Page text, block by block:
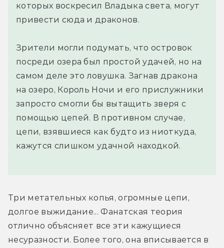
которых воскресил Владыка света, могут
привести сюда и драконов.
Зрители могли подумать, что островок
посреди озера был простой удачей, но на
самом деле это ловушка. Загнав дракона
на озеро, Король Ночи и его прислужники
запросто смогли бы вытащить зверя с
помощью цепей. В противном случае,
цепи, взявшиеся как будто из ниоткуда,
кажутся слишком удачной находкой.
Три метательных копья, огромные цепи,
долгое выжидание... Фанатская теория
отлично объясняет все эти кажущиеся
несуразности. Более того, она вписывается в